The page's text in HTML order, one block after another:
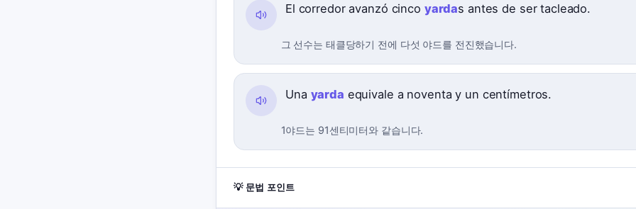
El corredor avanzó cinco yardas antes de ser tacleado.
그 선수는 태클당하기 전에 다섯 야드를 전진했습니다.
Una yarda equivale a noventa y un centímetros.
1야드는 91센티미터와 같습니다.
💡 문법 포인트